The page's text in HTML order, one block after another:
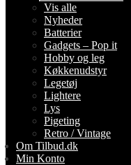
Vis alle
Nyheder
Batterier
Gadgets – Pop it
Hobby og leg
Køkkenudstyr
Legetøj
Lightere
Lys
Pigeting
Retro / Vintage
Om Tilbud.dk
Min Konto